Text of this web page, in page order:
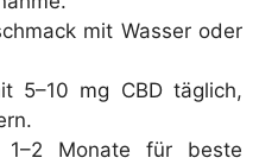
mit Wasser oder
5–10 mg CBD täglich,
Monate für beste